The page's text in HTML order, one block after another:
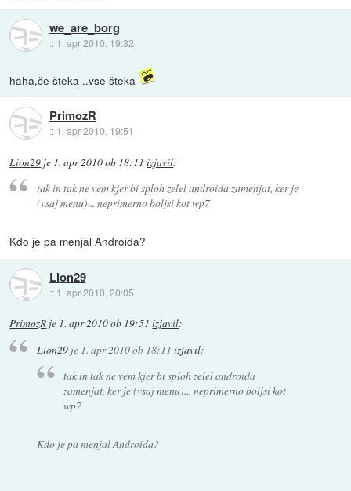
we_are_borg
:: 1. apr 2010, 19:32
haha,če šteka ..vse šteka
PrimozR
:: 1. apr 2010, 19:51
Lion29 je 1. apr 2010 ob 18:11 izjavil:
tak in tak ne vem kjer bi sploh zelel androida zamenjat, ker je
(vsaj menu)... neprimerno boljsi kot wp7
Kdo je pa menjal Androida?
Lion29
:: 1. apr 2010, 20:05
PrimozR je 1. apr 2010 ob 19:51 izjavil:
Lion29je 1. apr 2010 ob 18:11 izjavil:
tak in tak ne vem kjer bi sploh zelel androida
zamenjat, ker je (vsaj menu)... neprimerno boljsi kot
wp7
Kdo je pa menjal Androida?